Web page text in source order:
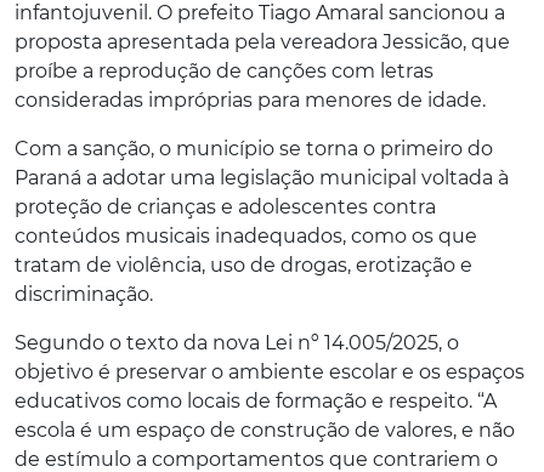
infantojuvenil. O prefeito Tiago Amaral sancionou a
proposta apresentada pela vereadora Jessicão, que
proíbe a reprodução de canções com letras
consideradas impróprias para menores de idade.
Com a sanção, o município se torna o primeiro do
Paraná a adotar uma legislação municipal voltada à
proteção de crianças e adolescentes contra
conteúdos musicais inadequados, como os que
tratam de violência, uso de drogas, erotização e
discriminação.
Segundo o texto da nova Lei nº 14.005/2025, o
objetivo é preservar o ambiente escolar e os espaços
educativos como locais de formação e respeito. “A
escola é um espaço de construção de valores, e não
de estímulo a comportamentos que contrariem o